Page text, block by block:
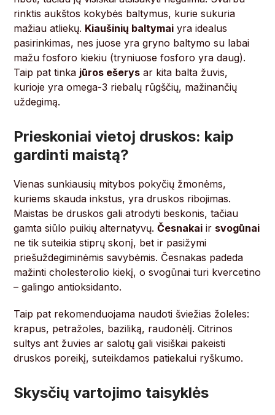
rinktis aukštos kokybės baltymus, kurie sukuria
mažiau atliekų. Kiaušinių baltymai yra idealus
pasirinkimas, nes juose yra gryno baltymo su labai
mažu fosforo kiekiu (tryniuose fosforo yra daug).
Taip pat tinka jūros ešerys ar kita balta žuvis,
kurioje yra omega-3 riebalų rūgščių, mažinančių
uždegimą.
Prieskoniai vietoj druskos: kaip
gardinti maistą?
Vienas sunkiausių mitybos pokyčių žmonėms,
kuriems skauda inkstus, yra druskos ribojimas.
Maistas be druskos gali atrodyti beskonis, tačiau
gamta siūlo puikių alternatyvų.Česnakai ir svogūnai
ne tik suteikia stiprų skonį, bet ir pasižymi
priešuždegiminėmis savybėmis. Česnakas padeda
mažinti cholesterolio kiekį, o svogūnai turi kvercetino
– galingo antioksidanto.
Taip pat rekomenduojama naudoti šviežias žoleles:
krapus, petražoles, baziliką, raudonėlį. Citrinos
sultys ant žuvies ar salotų gali visiškai pakeisti
druskos poreikį, suteikdamos patiekalui ryškumo.
Skysčių vartojimo taisyklės